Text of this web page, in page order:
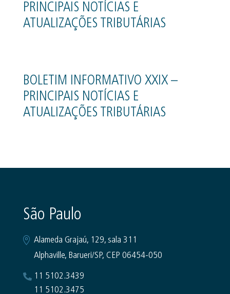
PRINCIPAIS NOTÍCIAS E
ATUALIZAÇÕES TRIBUTÁRIAS
BOLETIM INFORMATIVO XXIX –
PRINCIPAIS NOTÍCIAS E
ATUALIZAÇÕES TRIBUTÁRIAS
São Paulo
Alameda Grajaú, 129, sala 311
Alphaville, Barueri/SP, CEP 06454-050
11 5102.3439
11 5102.3475